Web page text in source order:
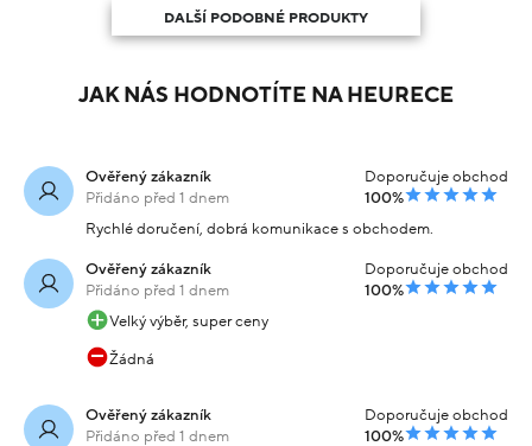
DALŠÍ PODOBNÉ PRODUKTY
JAK NÁS HODNOTÍTE NA HEURECE
Ověřený zákazník
Přidáno před 1 dnem
Doporučuje obchod
100%
Rychlé doručení, dobrá komunikace s obchodem.
Ověřený zákazník
Přidáno před 1 dnem
Doporučuje obchod
100%
Velký výběr, super ceny
Žádná
Ověřený zákazník
Přidáno před 1 dnem
Doporučuje obchod
100%